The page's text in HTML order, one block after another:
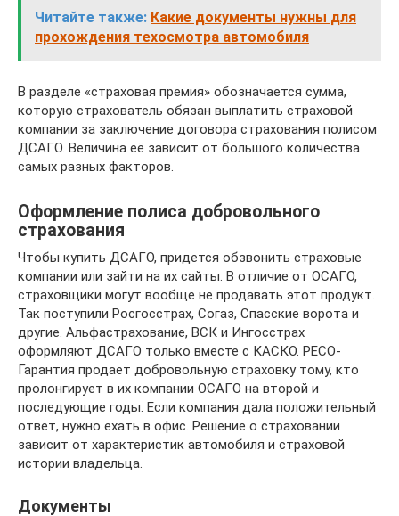
Читайте также: Какие документы нужны для
прохождения техосмотра автомобиля
В разделе «страховая премия» обозначается сумма,
которую страхователь обязан выплатить страховой
компании за заключение договора страхования полисом
ДСАГО. Величина её зависит от большого количества
самых разных факторов.
Оформление полиса добровольного
страхования
Чтобы купить ДСАГО, придется обзвонить страховые
компании или зайти на их сайты. В отличие от ОСАГО,
страховщики могут вообще не продавать этот продукт.
Так поступили Росгосстрах, Согаз, Спасские ворота и
другие. Альфастрахование, ВСК и Ингосстрах
оформляют ДСАГО только вместе с КАСКО. РЕСО-
Гарантия продает добровольную страховку тому, кто
пролонгирует в их компании ОСАГО на второй и
последующие годы. Если компания дала положительный
ответ, нужно ехать в офис. Решение о страховании
зависит от характеристик автомобиля и страховой
истории владельца.
Документы